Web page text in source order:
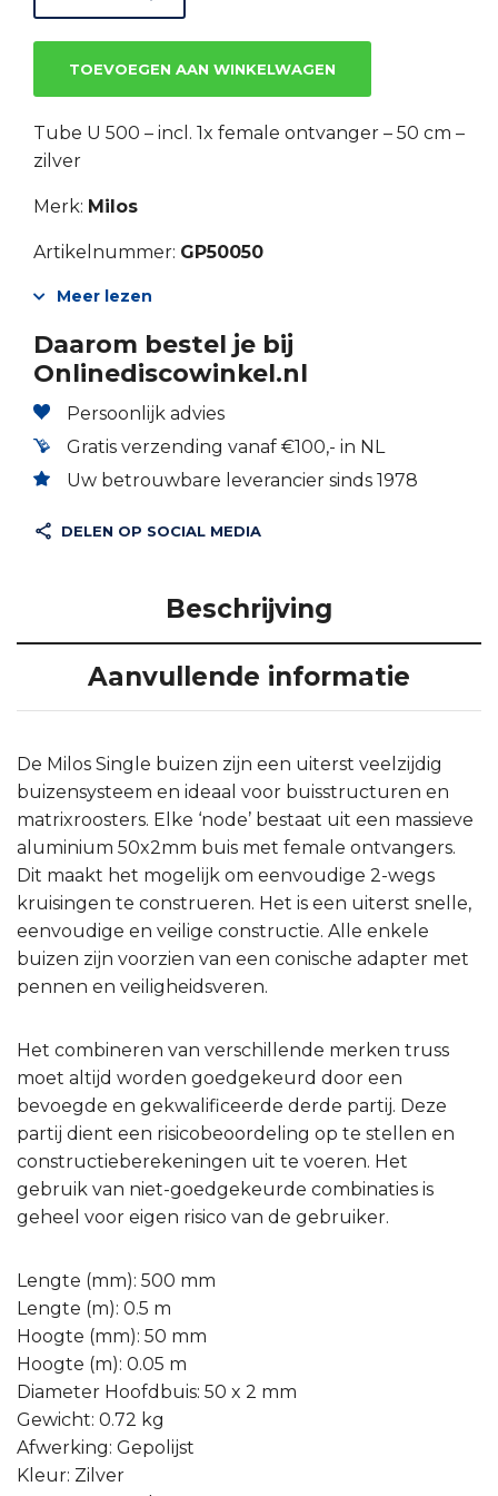
TOEVOEGEN AAN WINKELWAGEN
Tube U 500 – incl. 1x female ontvanger – 50 cm –
zilver
Merk: Milos
Artikelnummer: GP50050
Meer lezen
Daarom bestel je bij
Onlinediscowinkel.nl
Persoonlijk advies
Gratis verzending vanaf €100,- in NL
Uw betrouwbare leverancier sinds 1978
DELEN OP SOCIAL MEDIA
Beschrijving
Aanvullende informatie
De Milos Single buizen zijn een uiterst veelzijdig
buizensysteem en ideaal voor buisstructuren en
matrixroosters. Elke ‘node’ bestaat uit een massieve
aluminium 50x2mm buis met female ontvangers.
Dit maakt het mogelijk om eenvoudige 2-wegs
kruisingen te construeren. Het is een uiterst snelle,
eenvoudige en veilige constructie. Alle enkele
buizen zijn voorzien van een conische adapter met
pennen en veiligheidsveren.
Het combineren van verschillende merken truss
moet altijd worden goedgekeurd door een
bevoegde en gekwalificeerde derde partij. Deze
partij dient een risicobeoordeling op te stellen en
constructieberekeningen uit te voeren. Het
gebruik van niet-goedgekeurde combinaties is
geheel voor eigen risico van de gebruiker.
Lengte (mm): 500 mm
Lengte (m): 0.5 m
Hoogte (mm): 50 mm
Hoogte (m): 0.05 m
Diameter Hoofdbuis: 50 x 2 mm
Gewicht: 0.72 kg
Afwerking: Gepolijst
Kleur: Zilver